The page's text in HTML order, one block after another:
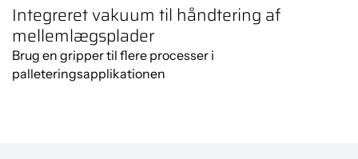
Integreret vakuum til håndtering af
mellemlægsplader
Brug en gripper til flere processer i
palleteringsapplikationen